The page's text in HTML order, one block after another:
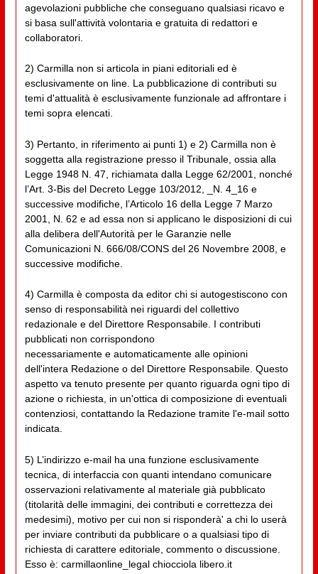
agevolazioni pubbliche che conseguano qualsiasi ricavo e
si basa sull'attività volontaria e gratuita di redattori e
collaboratori.
2) Carmilla non si articola in piani editoriali ed è
esclusivamente on line. La pubblicazione di contributi su
temi d'attualità è esclusivamente funzionale ad affrontare i
temi sopra elencati.
3) Pertanto, in riferimento ai punti 1) e 2) Carmilla non è
soggetta alla registrazione presso il Tribunale, ossia alla
Legge 1948 N. 47, richiamata dalla Legge 62/2001, nonché
l’Art. 3-Bis del Decreto Legge 103/2012, _N. 4_16 e
successive modifiche, l’Articolo 16 della Legge 7 Marzo
2001, N. 62 e ad essa non si applicano le disposizioni di cui
alla delibera dell'Autorità per le Garanzie nelle
Comunicazioni N. 666/08/CONS del 26 Novembre 2008, e
successive modifiche.
4) Carmilla è composta da editor chi si autogestiscono con
senso di responsabilità nei riguardi del collettivo
redazionale e del Direttore Responsabile. I contributi
pubblicati non corrispondono
necessariamente e automaticamente alle opinioni
dell'intera Redazione o del Direttore Responsabile. Questo
aspetto va tenuto presente per quanto riguarda ogni tipo di
azione o richiesta, in un'ottica di composizione di eventuali
contenziosi, contattando la Redazione tramite l'e-mail sotto
indicata.
5) L’indirizzo e-mail ha una funzione esclusivamente
tecnica, di interfaccia con quanti intendano comunicare
osservazioni relativamente al materiale già pubblicato
(titolarità delle immagini, dei contributi e correttezza dei
medesimi), motivo per cui non si risponderà' a chi lo userà
per inviare contributi da pubblicare o a qualsiasi tipo di
richiesta di carattere editoriale, commento o discussione.
Esso è: carmillaonline_legal chiocciola libero.it